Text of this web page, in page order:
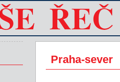
Praha-sever